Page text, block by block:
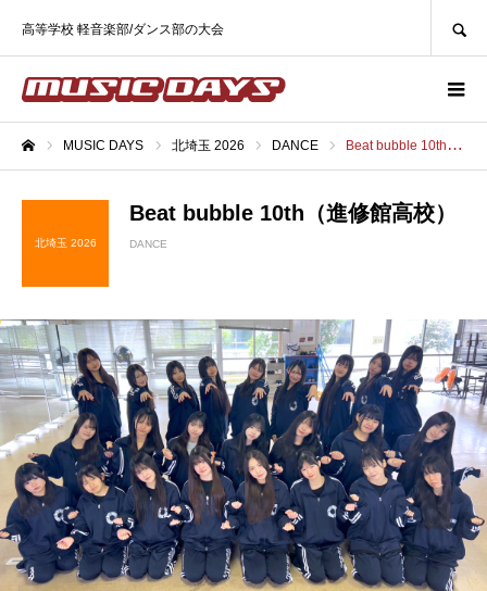
高等学校 軽音楽部/ダンス部の大会
MUSIC DAYS 北埼玉 2026 DANCE Beat bubble 10th（進修館高校）
北埼玉 2026
Beat bubble 10th（進修館高校）
DANCE